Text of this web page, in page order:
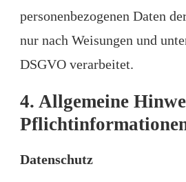
personenbezogenen Daten
nur nach Weisungen und
DSGVO verarbeitet.
4. Allgemeine
Datenschutz